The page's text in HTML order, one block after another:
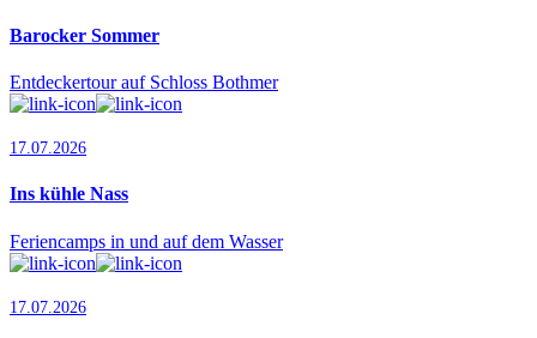
Barocker Sommer
Entdeckertour auf Schloss Bothmer
17.07.2026
Ins kühle Nass
Feriencamps in und auf dem Wasser
17.07.2026